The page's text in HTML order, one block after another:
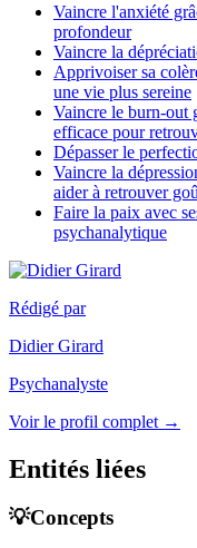
Vaincre l'anxiété
profondeur
Vaincre la
Apprivoiser sa
une vie plus sereine
Vaincre le burn-out
efficace pour
Dépasser le
Vaincre la
aider à retrouver
Faire la paix avec
psychanalytique
Rédigé par
Didier Girard
Psychanalyste
Voir le profil complet →
Entités liées
💡Concepts